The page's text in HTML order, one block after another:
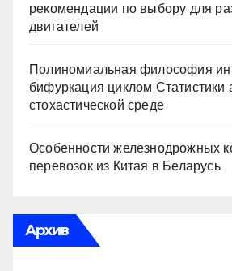
рекомендации по выбору для
двигателей
Полиномиальная философия
бифуркация циклом Статистики
стохастической среде
Особенности железнодрожных
перевозок из Китая в Беларусь
Архив